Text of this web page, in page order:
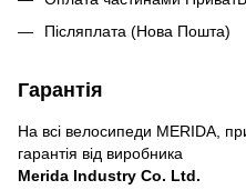
Післяплата (Нова Пошта)
Гарантія
На всі велосипеди MERIDA,
гарантія від виробника
Merida Industry Co. Ltd.